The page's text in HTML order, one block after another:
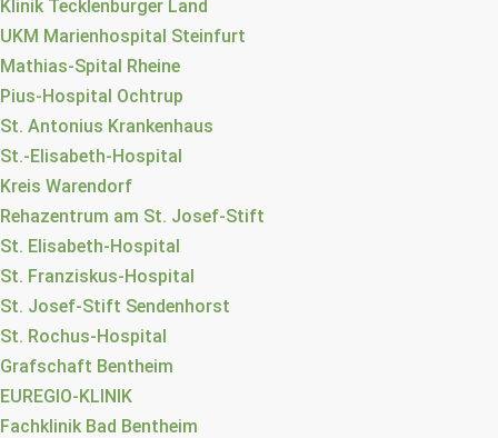
Klinik Tecklenburger Land
UKM Marienhospital Steinfurt
Mathias-Spital Rheine
Pius-Hospital Ochtrup
St. Antonius Krankenhaus
St.-Elisabeth-Hospital
Kreis Warendorf
Rehazentrum am St. Josef-Stift
St. Elisabeth-Hospital
St. Franziskus-Hospital
St. Josef-Stift Sendenhorst
St. Rochus-Hospital
Grafschaft Bentheim
EUREGIO-KLINIK
Fachklinik Bad Bentheim